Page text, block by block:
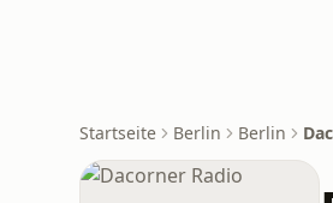
Startseite Berlin Berlin